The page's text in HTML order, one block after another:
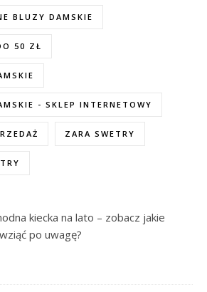
BLUZY DAMSKIE
50 ZŁ
- SKLEP INTERNETOWY
ZARA SWETRY
kiecka na lato – zobacz jakie
po uwagę?